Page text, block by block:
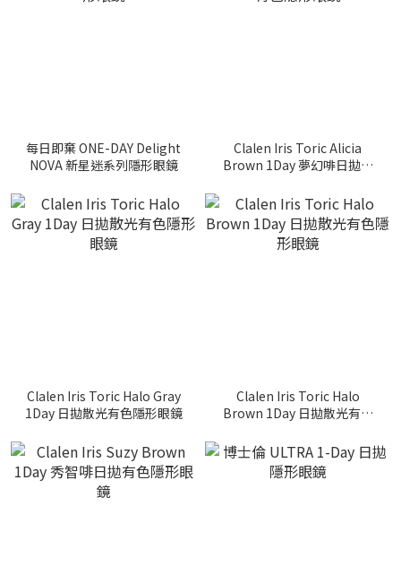
每日即棄 ONE-DAY Delight
NOVA 新星迷系列隱形眼鏡
Clalen Iris Toric Alicia
Brown 1Day 夢幻啡日拋散
Clalen Iris Toric Halo Gray
1Day 日拋散光有色隱形眼鏡
Clalen Iris Toric Halo
Brown 1Day 日拋散光有色